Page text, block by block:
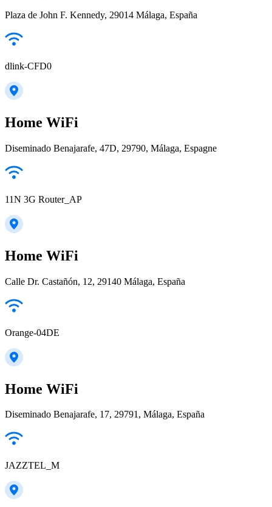
Plaza de John F. Kennedy, 29014 Málaga, España
dlink-CFD0
Home WiFi
Diseminado Benajarafe, 47D, 29790, Málaga, Espagne
11N 3G Router_AP
Home WiFi
Calle Dr. Castañón, 12, 29140 Málaga, España
Orange-04DE
Home WiFi
Diseminado Benajarafe, 17, 29791, Málaga, España
JAZZTEL_M